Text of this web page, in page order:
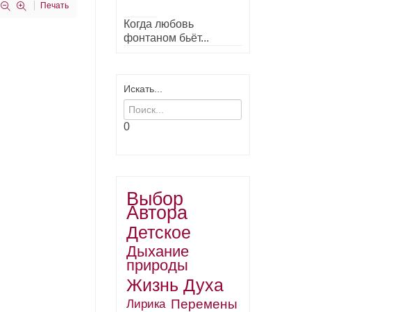
Печать
Когда любовь
фонтаном бьёт...
Искать...
0
Выбор
Автора
Детское
Дыхание
природы
Жизнь Духа
Лирика Перемены